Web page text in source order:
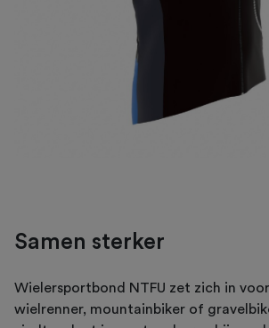
Samen sterker
Wielersportbond NTFU zet zich in
wielrenner, mountainbiker of